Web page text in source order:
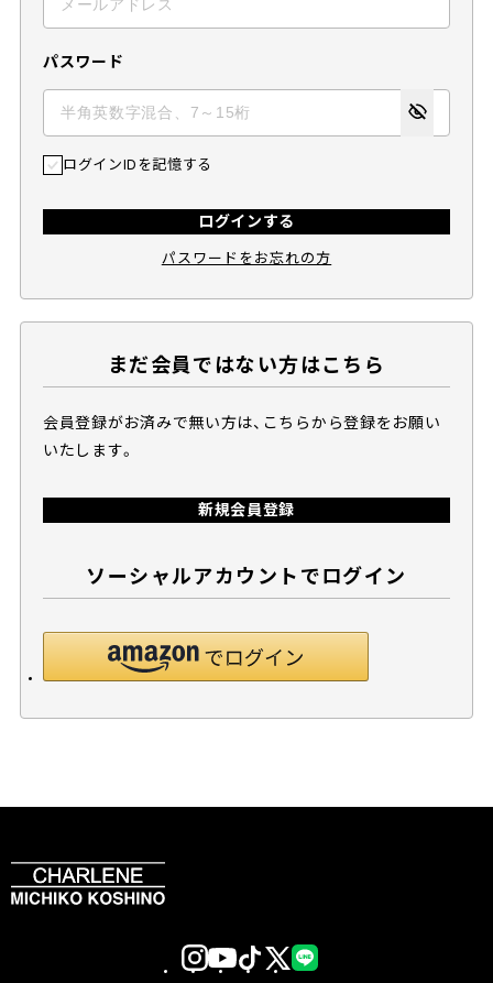
パスワード
ログインIDを記憶する
ログインする
パスワードをお忘れの方
まだ会員ではない方はこちら
会員登録がお済みで無い方は、こちらから登録をお願い
いたします。
新規会員登録
ソーシャルアカウントでログイン